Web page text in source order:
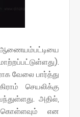
வேலை பார்த்து
செயலிக்கு
அதில்,
கொள்ளவும் என